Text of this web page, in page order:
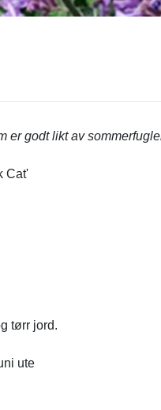
er godt likt av
Cat'
tørr jord.
ute